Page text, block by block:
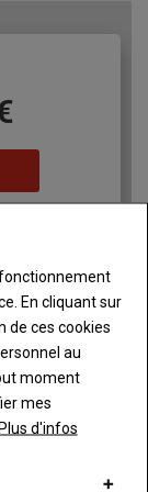
au format
à la
En cliquant sur
de ces cookies
au
moment
mes
d'infos